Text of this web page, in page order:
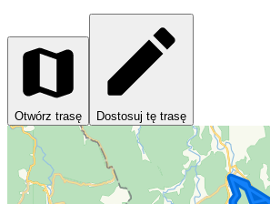
Otwórz trasę Dostosuj tę trasę